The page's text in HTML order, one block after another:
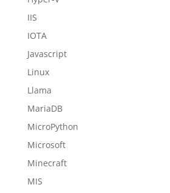
IIS
IOTA
Javascript
Linux
Llama
MariaDB
MicroPython
Microsoft
Minecraft
MIS